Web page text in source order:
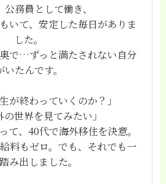
務員として働き、
いて、安定した毎日がありま
した。
で…ずっと満たされない自分
いたんです。
が終わっていくのか？」
の世界を見てみたい」
て、40代で海外移住を決意。
料もゼロ。でも、それでも一
み出しました。